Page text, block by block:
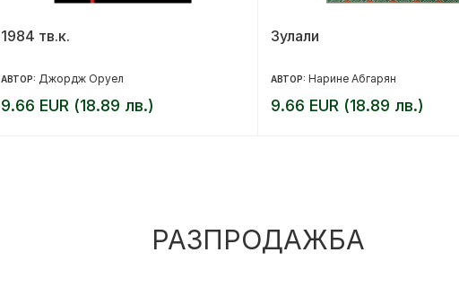
1984 тв.к.
АВТОР: Джордж Оруел
9.66 EUR (18.89 лв.)
Зулали
АВТОР: Нарине Абгарян
9.66 EUR (18.89 лв.)
РАЗПРОДАЖБА